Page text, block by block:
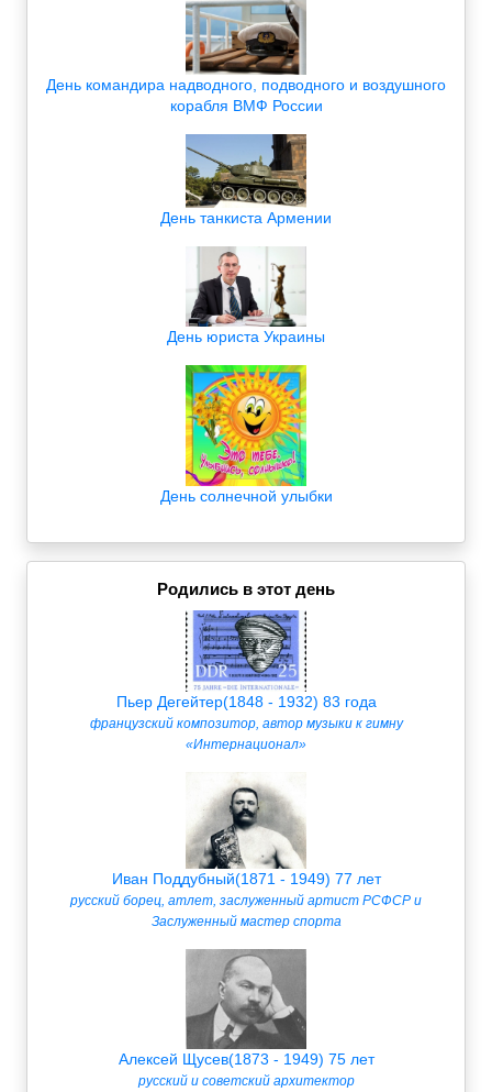
День командира надводного, подводного и воздушного
корабля ВМФ России
День танкиста Армении
День юриста Украины
День солнечной улыбки
Родились в этот день
Пьер Дегейтер(1848 - 1932) 83 года
французский композитор, автор музыки к гимну
«Интернационал»
Иван Поддубный(1871 - 1949) 77 лет
русский борец, атлет, заслуженный артист РСФСР и
Заслуженный мастер спорта
Алексей Щусев(1873 - 1949) 75 лет
русский и советский архитектор